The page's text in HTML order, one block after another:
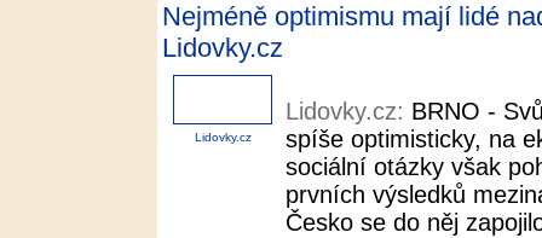
Nejméně optimismu mají lidé
Lidovky.cz
Lidovky.cz
Lidovky.cz: BRNO -
spíše optimisticky, na
sociální otázky však
prvních výsledků
Česko se do něj